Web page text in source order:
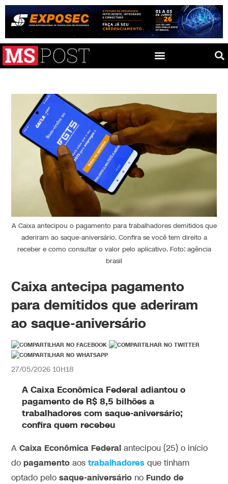
A Caixa antecipou o pagamento para trabalhadores demitidos que
aderiram ao saque-aniversário. Confira se você tem direito a
receber e como consultar o valor pelo aplicativo. Foto: agência
brasil
Caixa antecipa pagamento
para demitidos que aderiram
ao saque-aniversário
27/05/2026 10H18
A Caixa Econômica Federal adiantou o
pagamento de R$ 8,5 bilhões a
trabalhadores com saque-aniversário;
confira quem recebeu
A Caixa Econômica Federal antecipou (25) o início
dopagamento aostrabalhadores que tinham
optado pelosaque-aniversário no Fundo de